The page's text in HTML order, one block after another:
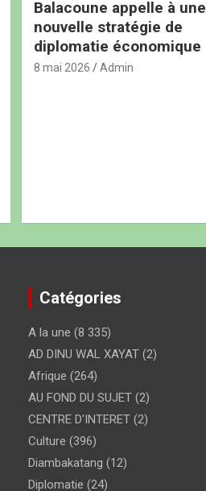
Balacoune appelle à une
nouvelle stratégie de
diplomatie économique
8 mai 2026 Admin
Catégories
A la une (8 335)
AD DINU WAL XAYAT (2)
Afrique (264)
AU FOND DU SUJET (2)
CENTRE D'INTERET (2)
Culture (396)
Diambakatang (12)
Diplomatie (24)